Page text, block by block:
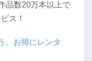
品数20万本以上で
ス！
。お得にレンタ